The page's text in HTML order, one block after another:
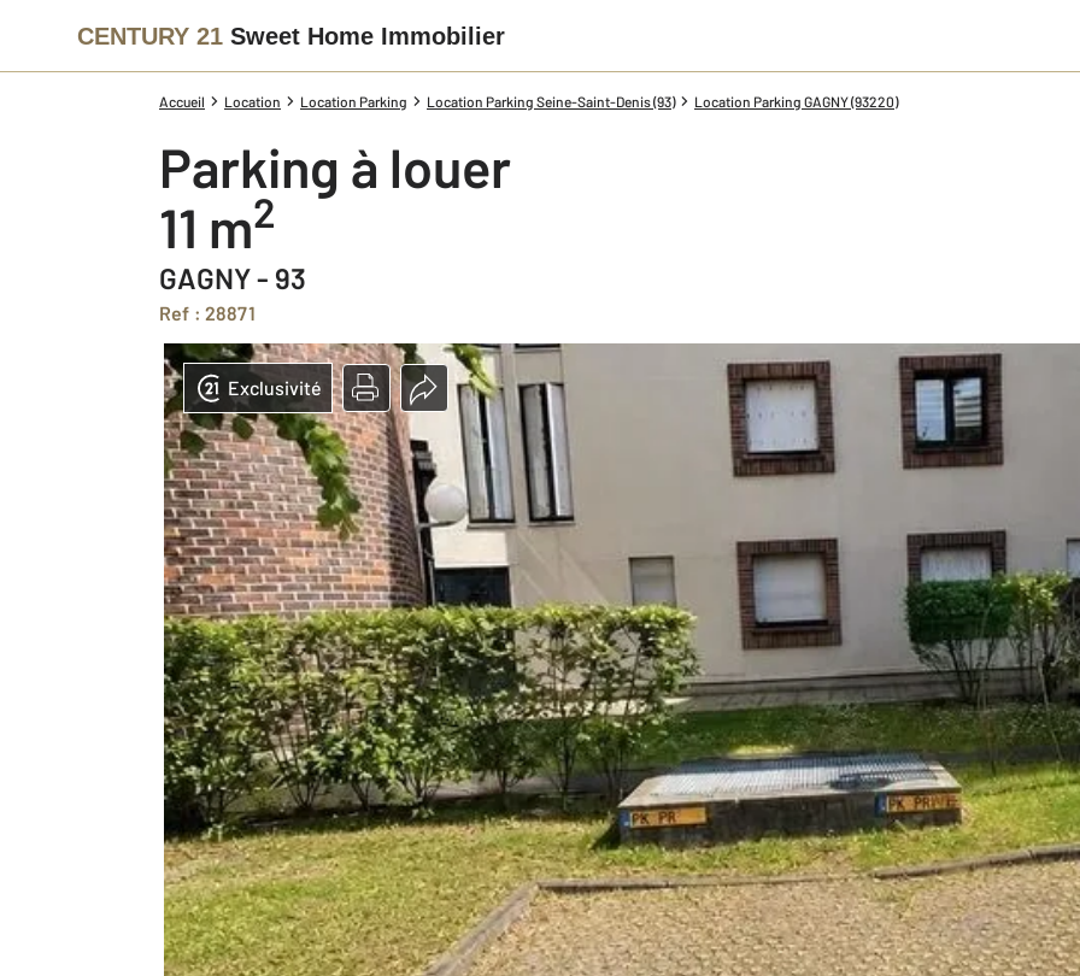
CENTURY 21 Sweet Home Immobilier
Accueil Location Location Parking Location Parking Seine-Saint-Denis (93) Location Parking GAGNY (93220)
Parking à louer
11 m2
GAGNY - 93
Ref : 28871
Exclusivité